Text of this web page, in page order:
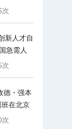
次
新人才自
急需人
次
德・强本
在北京
次